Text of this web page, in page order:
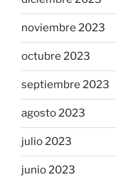
noviembre 2023
octubre 2023
septiembre 2023
agosto 2023
julio 2023
junio 2023